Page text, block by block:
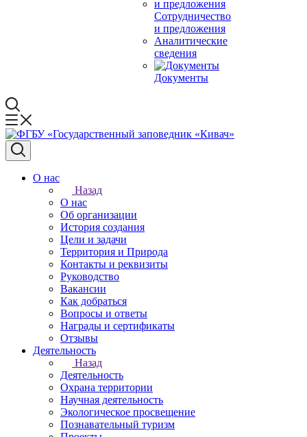
Сотрудничество
и предложения
Аналитические
сведения
Документы
О нас
Назад
О нас
Об организации
История создания
Цели и задачи
Территория и Природа
Контакты и реквизиты
Руководство
Вакансии
Как добраться
Вопросы и ответы
Награды и сертификаты
Отзывы
Деятельность
Назад
Деятельность
Охрана территории
Научная деятельность
Экологическое просвещение
Познавательный туризм